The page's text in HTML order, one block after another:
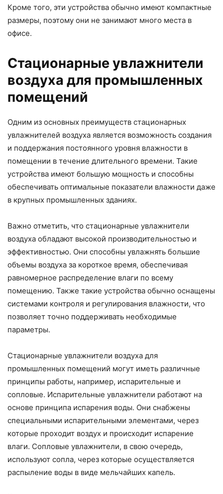
Кроме того, эти устройства обычно имеют компактные
размеры, поэтому они не занимают много места в
офисе.
Стационарные увлажнители
воздуха для промышленных
помещений
Одним из основных преимуществ стационарных
увлажнителей воздуха является возможность создания
и поддержания постоянного уровня влажности в
помещении в течение длительного времени. Такие
устройства имеют большую мощность и способны
обеспечивать оптимальные показатели влажности даже
в крупных промышленных зданиях.
Важно отметить, что стационарные увлажнители
воздуха обладают высокой производительностью и
эффективностью. Они способны увлажнять большие
объемы воздуха за короткое время, обеспечивая
равномерное распределение влаги по всему
помещению. Также такие устройства обычно оснащены
системами контроля и регулирования влажности, что
позволяет точно поддерживать необходимые
параметры.
Стационарные увлажнители воздуха для
промышленных помещений могут иметь различные
принципы работы, например, испарительные и
сопловые. Испарительные увлажнители работают на
основе принципа испарения воды. Они снабжены
специальными испарительными элементами, через
которые проходит воздух и происходит испарение
влаги. Сопловые увлажнители, в свою очередь,
используют сопла, через которые осуществляется
распыление воды в виде мельчайших капель.